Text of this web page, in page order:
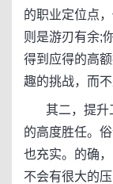
的职业定位点
则是游刃有余;
得到应得的高
趣的挑战，而
其二，提升
的高度胜任。
也充实。的确
不会有很大的